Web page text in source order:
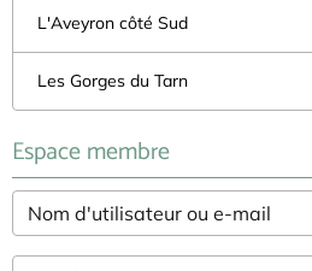
L'Aveyron côté Sud
Les Gorges du Tarn
Espace membre